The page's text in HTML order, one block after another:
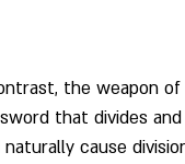
the weapon
that divides
cause